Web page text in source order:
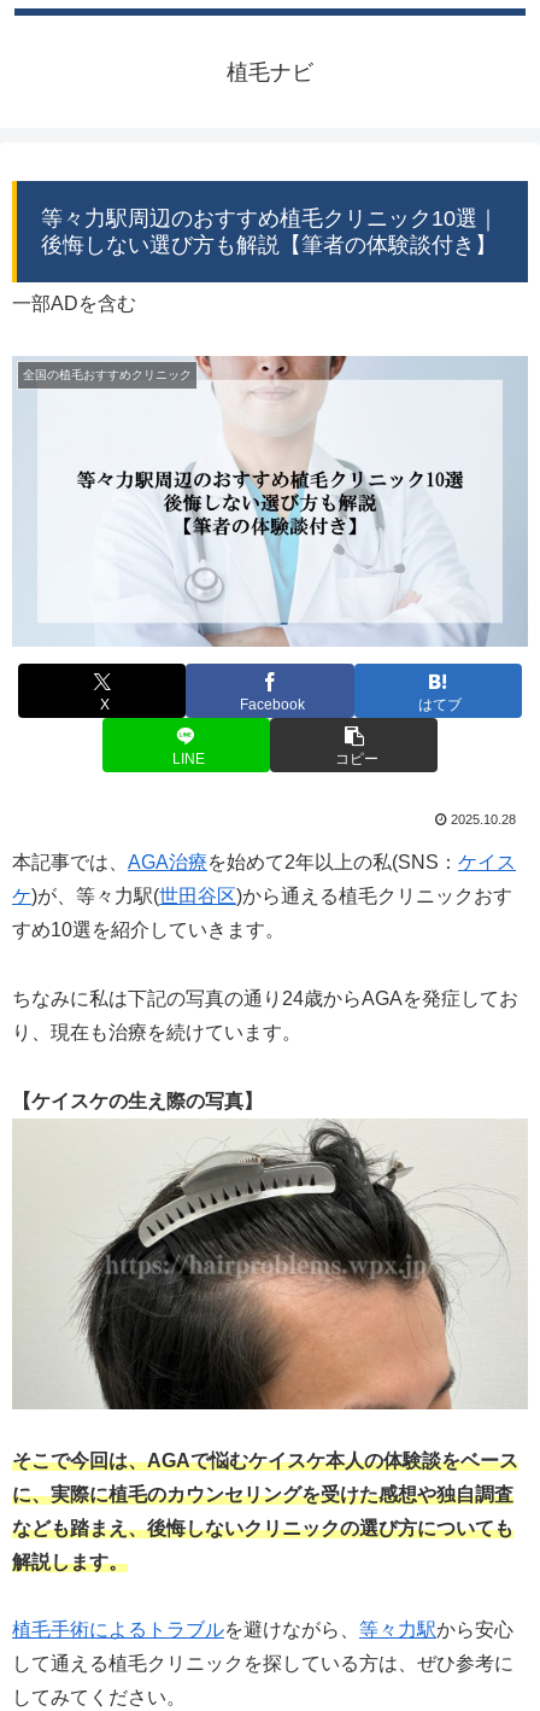
植毛ナビ
等々力駅周辺のおすすめ植毛クリニック10選｜
後悔しない選び方も解説【筆者の体験談付き】
一部ADを含む
全国の植毛おすすめクリニック
X Facebook はてブ
LINE コピー
2025.10.28
本記事では、 AGA治療を始めて2年以上の私(SNS： ケイス
ケ)が、等々力駅(世田谷区)から通える植毛クリニックおす
すめ10選を紹介していきます。
ちなみに私は下記の写真の通り24歳からAGAを発症してお
り、現在も治療を続けています。
【ケイスケの生え際の写真】
そこで今回は、AGAで悩むケイスケ本人の体験談をベース
に、実際に植毛のカウンセリングを受けた感想や独自調査
なども踏まえ、後悔しないクリニックの選び方についても
解説します。
植毛手術によるトラブルを避けながら、 等々力駅から安心
して通える植毛クリニックを探している方は、ぜひ参考に
してみてください。